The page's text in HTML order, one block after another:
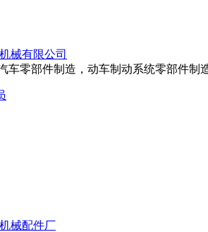
械有限公司
车零部件制造，动车制动系统零部件制
械配件厂